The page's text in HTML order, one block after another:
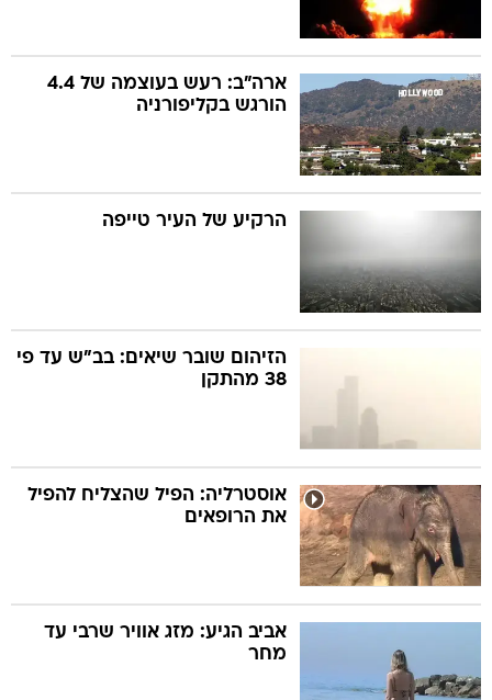
ארה"ב: רעש בעוצמה של 4.4
הורגש בקליפורניה
הרקיע של העיר טייפה
הזיהום שובר שיאים: בב"ש עד פי
38 מהתקן
אוסטרליה: הפיל שהצליח להפיל
את הרופאים
אביב הגיע: מזג אוויר שרבי עד
מחר